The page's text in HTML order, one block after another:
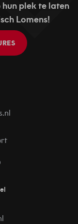
plek te laten
Lomens!